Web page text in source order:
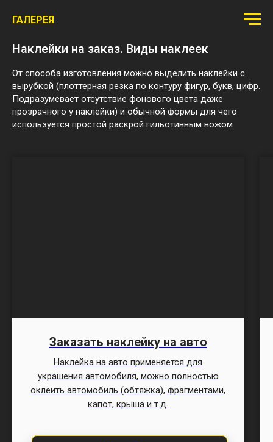
ГАЛЕРЕЯ
Наклейки на заказ. Виды наклеек
От способа изготовления можно выделить наклейки с
вырубкой (плоттерная резка по контуру фигур, букв, цифр.
Подразумевает отсутствие фонового цвета даже
прозрачного у наклейки) и обычной формы для чего
используется простой раскрой гильотинным ножом
Заказать наклейку на авто
Наклейка на авто применяется для
украшения автомобиля, можно полностью
оклеить автомобиль (обтяжка), фрагментами,
капот, крыша и т.д.